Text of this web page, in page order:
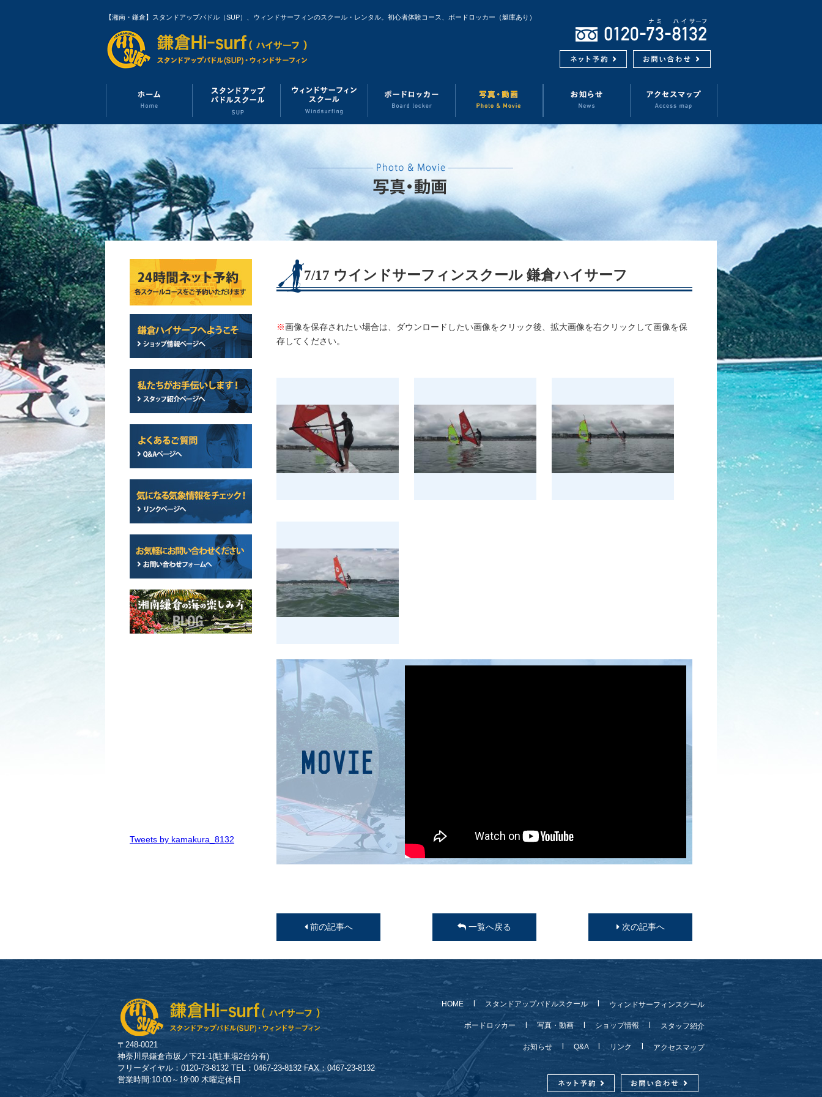
【湘南・鎌倉】スタンドアップパドル（SUP）、ウィンドサーフィンのスクール・レンタル。初心者体験コース、ボードロッカー（艇庫あり）
7/17 ウインドサーフィンスクール 鎌倉ハイサーフ
※画像を保存されたい場合は、ダウンロードしたい画像をクリック後、拡大画像を右クリックして画像を保
存してください。
前の記事へ 一覧へ戻る 次の記事へ
Tweets by kamakura_8132
〒248-0021
神奈川県鎌倉市坂ノ下21-1(駐車場2台分有)
フリーダイヤル：0120-73-8132 TEL：0467-23-8132 FAX：0467-23-8132
営業時間:10:00～19:00 木曜定休日
HOME スタンドアップパドルスクール ウィンドサーフィンスクール
ボードロッカー 写真・動画 ショップ情報 スタッフ紹介
お知らせ Q&A リンク アクセスマップ